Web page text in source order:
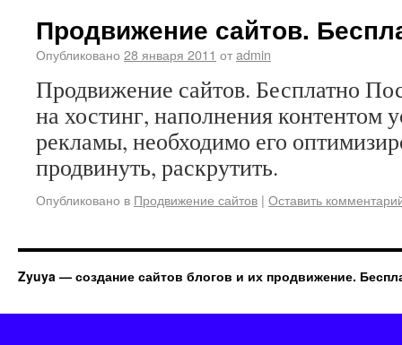
Продвижение сайтов.
Опубликовано 28 января 2011 отadmin
Продвижение сайтов. Бесплатно
на хостинг, наполнения контентом
рекламы, необходимо его
продвинуть, раскрутить.
Опубликовано в Продвижение сайтов | Оставить
Zyuya — создание сайтов блогов и их продвижение.